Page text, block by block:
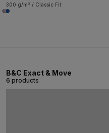
300 g/m² / Classic Fit
B&C Exact & Move
6 products